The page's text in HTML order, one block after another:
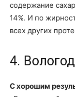
содержание
14%. И по
всех других
4.
С хорошим